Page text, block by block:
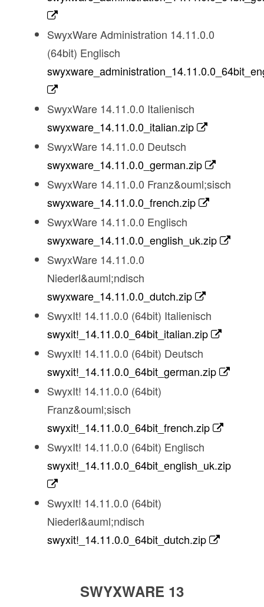
SwyxWare Administration 14.11.0.0
(64bit) Englisch
SwyxWare 14.11.0.0 Italienisch
swyxware_14.11.0.0_italian.zip
SwyxWare 14.11.0.0 Deutsch
swyxware_14.11.0.0_german.zip
SwyxWare 14.11.0.0 Franz&ouml;sisch
swyxware_14.11.0.0_french.zip
SwyxWare 14.11.0.0 Englisch
swyxware_14.11.0.0_english_uk.zip
SwyxWare 14.11.0.0
Niederl&auml;ndisch
swyxware_14.11.0.0_dutch.zip
SwyxIt! 14.11.0.0 (64bit) Italienisch
swyxit!_14.11.0.0_64bit_italian.zip
SwyxIt! 14.11.0.0 (64bit) Deutsch
swyxit!_14.11.0.0_64bit_german.zip
SwyxIt! 14.11.0.0 (64bit)
Franz&ouml;sisch
swyxit!_14.11.0.0_64bit_french.zip
SwyxIt! 14.11.0.0 (64bit) Englisch
swyxit!_14.11.0.0_64bit_english_uk.zip
SwyxIt! 14.11.0.0 (64bit)
Niederl&auml;ndisch
swyxit!_14.11.0.0_64bit_dutch.zip
SWYXWARE 13